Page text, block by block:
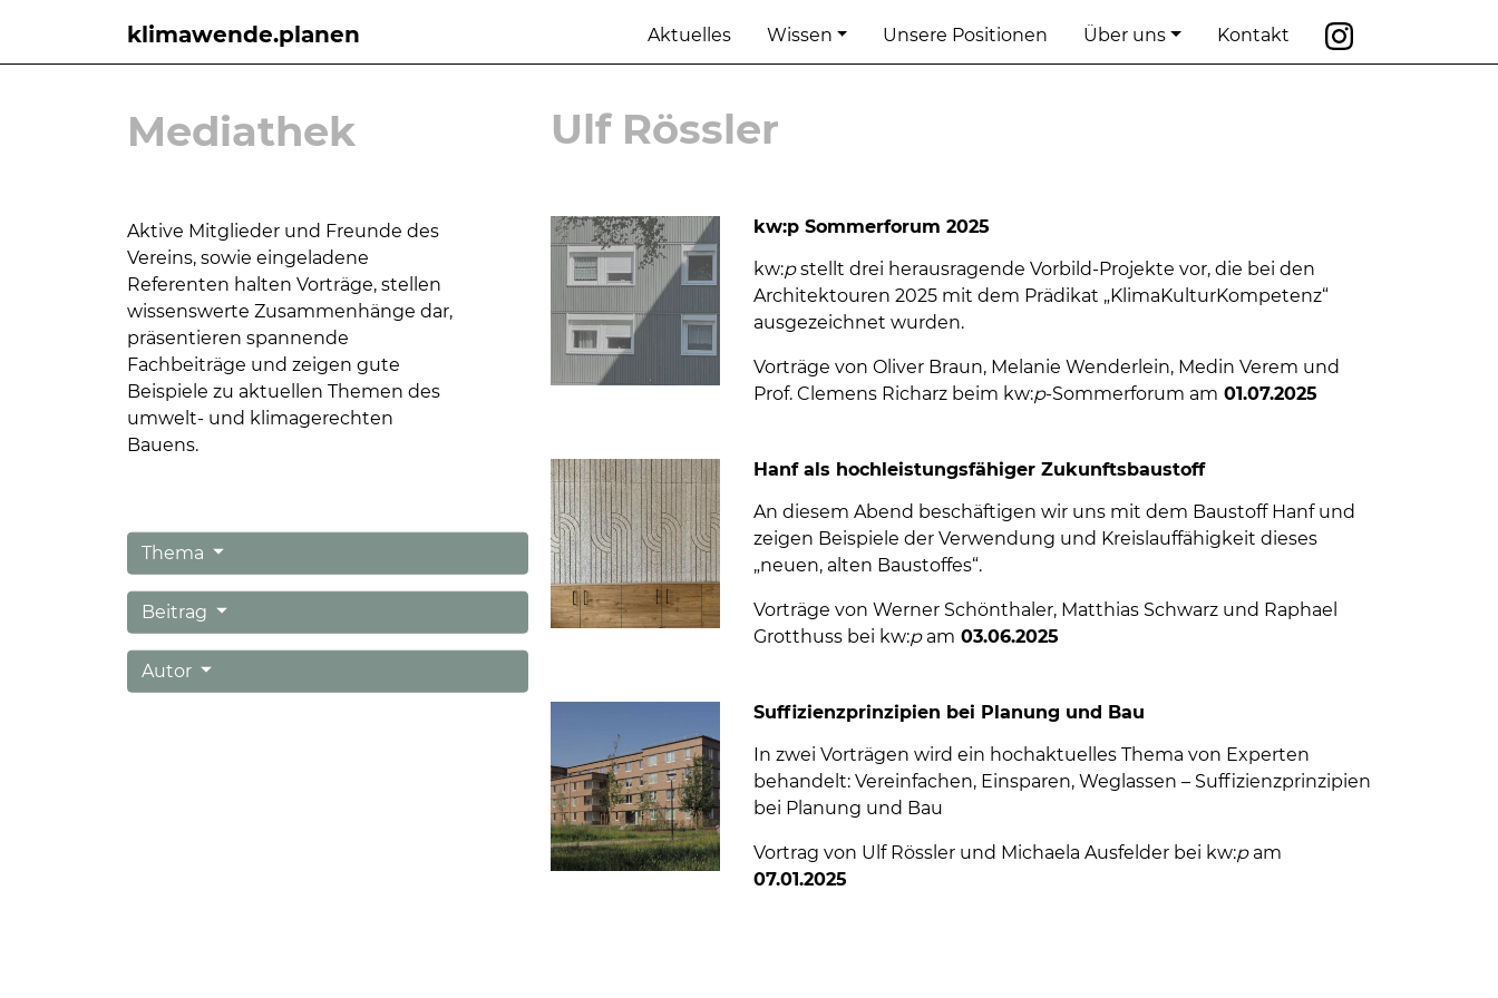
klimawende.planen Aktuelles Wissen Unsere Positionen Über uns Kontakt
Mediathek
Aktive Mitglieder und Freunde des
Vereins, sowie eingeladene
Referenten halten Vorträge, stellen
wissenswerte Zusammenhänge dar,
präsentieren spannende
Fachbeiträge und zeigen gute
Beispie le zu aktuellen Themen des
umwelt- und klimagerechten
Bauens.
Thema
Beitrag
Autor
Ulf Rössler
kw:p Sommerforum 2025
kw:pstellt drei herausragende Vorbild-Projekte vor, die bei den
Architektouren 2025 mit dem Prädikat „KlimaKulturKompetenz“
ausgezeichnet wurden.
Vorträge von Oliver Braun, Melanie Wenderlein, Medin Verem und
Prof. Clemens Richarz beim kw:p-Sommerforum am 01.07.2025
Hanf als hochleistungsfähiger Zukunftsbaustoff
An diesem Abend beschäftigen wir uns mit dem Baustoff Hanf und
zeigen Beispiele der Verwendung und Kreislauffähigkeit dieses
„neuen, alten Baustoffes“.
Vorträge von Werner Schönthaler, Matthias Schwarz und Raphael
Grotthuss bei kw:pam 03.06.2025
Suffizienzprinzipien bei Planung und Bau
In zwei Vorträgen wird ein hochaktuelles Thema von Experten
behandelt: Vereinfachen, Einsparen, Weglassen – Suffizienzprinzipien
bei Planung und Bau
Vortrag von Ulf Rössler und Michaela Ausfelder bei kw:pam
07.01.2025